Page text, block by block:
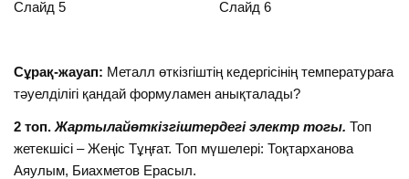
Слайд 5 Слайд 6
Сұрақ-жауап: Металл өткізгіштің кедергісінің температураға
тәуелділігі қандай формуламен анықталады?
2 топ. Жартылайөткізгіштердегі электр тогы. Топ
жетекшісі – Жеңіс Тұңғат. Топ мүшелері: Тоқтарханова
Аяулым, Биахметов Ерасыл.